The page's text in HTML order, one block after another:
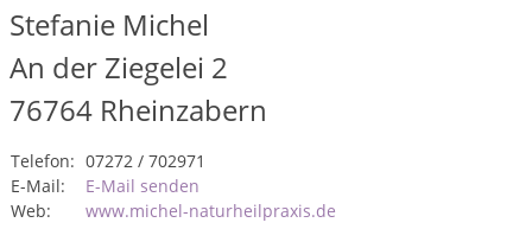
Stefanie Michel
An der Ziegelei 2
76764 Rheinzabern
Telefon: 07272 / 702971
E-Mail:
E-Mail senden
Web:
www.michel-naturheilpraxis.de